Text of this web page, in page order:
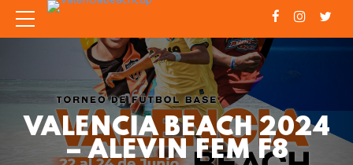
VALENCIA BEACH 2024
– ALEVIN FEM F8